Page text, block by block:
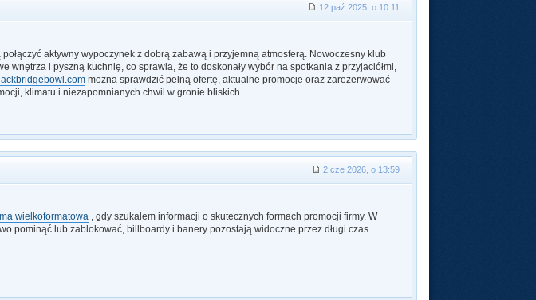
12 paź 2025, o 10:11
aktywny wypoczynek z dobrą zabawą i przyjemną atmosferą. Nowoczesny klub
wnętrza i pyszną kuchnię, co sprawia, że to doskonały wybór na spotkania z przyjaciółmi,
można sprawdzić pełną ofertę, aktualne promocje oraz zarezerwować
klimatu i niezapomnianych chwil w gronie bliskich.
2 cze 2026, o 13:59
wielkoformatowa, gdy szukałem informacji o skutecznych formach promocji firmy. W
pominąć lub zablokować, billboardy i banery pozostają widoczne przez długi czas.